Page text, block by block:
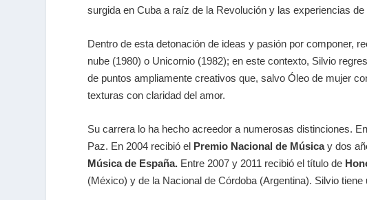
surgida en Cuba a raíz de la Revolución y las experiencias de
Dentro de esta detonación de ideas y pasión por componer,
nube (1980) o Unicornio (1982); en este contexto, Silvio
de puntos ampliamente creativos que, salvo Óleo de mujer
texturas con claridad del amor.
Su carrera lo ha hecho acreedor a numerosas distinciones.
Paz. En 2004 recibió el Premio Nacional de Músicay dos
Música de España. Entre 2007 y 2011 recibió el título de
(México) y de la Nacional de Córdoba (Argentina). Silvio